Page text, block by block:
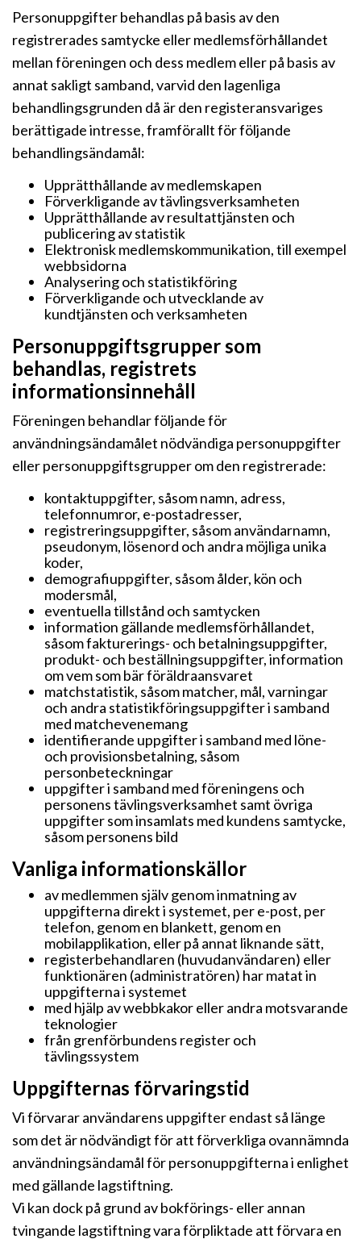
Personuppgifter behandlas på basis av den
registrerades samtycke eller medlemsförhållandet
mellan föreningen och dess medlem eller på basis av
annat sakligt samband, varvid den lagenliga
behandlingsgrunden då är den registeransvariges
berättigade intresse, framförallt för följande
behandlingsändamål:
Upprätthållande av medlemskapen
Förverkligande av tävlingsverksamheten
Upprätthållande av resultattjänsten och
publicering av statistik
Elektronisk medlemskommunikation, till exempel
webbsidorna
Analysering och statistikföring
Förverkligande och utvecklande av
kundtjänsten och verksamheten
Personuppgiftsgrupper som
behandlas, registrets
informationsinnehåll
Föreningen behandlar följande för
användningsändamålet nödvändiga personuppgifter
eller personuppgiftsgrupper om den registrerade:
kontaktuppgifter, såsom namn, adress,
telefonnumror, e-postadresser,
registreringsuppgifter, såsom användarnamn,
pseudonym, lösenord och andra möjliga unika
koder,
demografiuppgifter, såsom ålder, kön och
modersmål,
eventuella tillstånd och samtycken
information gällande medlemsförhållandet,
såsom fakturerings- och betalningsuppgifter,
produkt- och beställningsuppgifter, information
om vem som bär föräldraansvaret
matchstatistik, såsom matcher, mål, varningar
och andra statistikföringsuppgifter i samband
med matchevenemang
identifierande uppgifter i samband med löne-
och provisionsbetalning, såsom
personbeteckningar
uppgifter i samband med föreningens och
personens tävlingsverksamhet samt övriga
uppgifter som insamlats med kundens samtycke,
såsom personens bild
Vanliga informationskällor
av medlemmen själv genom inmatning av
uppgifterna direkt i systemet, per e-post, per
telefon, genom en blankett, genom en
mobilapplikation, eller på annat liknande sätt,
registerbehandlaren (huvudanvändaren) eller
funktionären (administratören) har matat in
uppgifterna i systemet
med hjälp av webbkakor eller andra motsvarande
teknologier
från grenförbundens register och
tävlingssystem
Uppgifternas förvaringstid
Vi förvarar användarens uppgifter endast så länge
som det är nödvändigt för att förverkliga ovannämnda
användningsändamål för personuppgifterna i enlighet
med gällande lagstiftning.
Vi kan dock på grund av bokförings- eller annan
tvingande lagstiftning vara förpliktade att förvara en